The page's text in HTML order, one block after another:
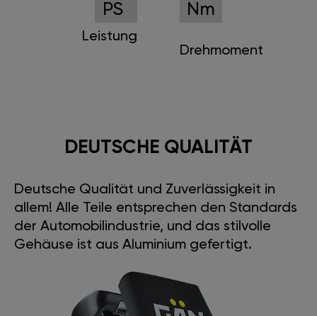
PS
Leistung
Nm
Drehmoment
DEUTSCHE QUALITÄT
Deutsche Qualität und Zuverlässigkeit in
allem! Alle Teile entsprechen den Standards
der Automobilindustrie, und das stilvolle
Gehäuse ist aus Aluminium gefertigt.